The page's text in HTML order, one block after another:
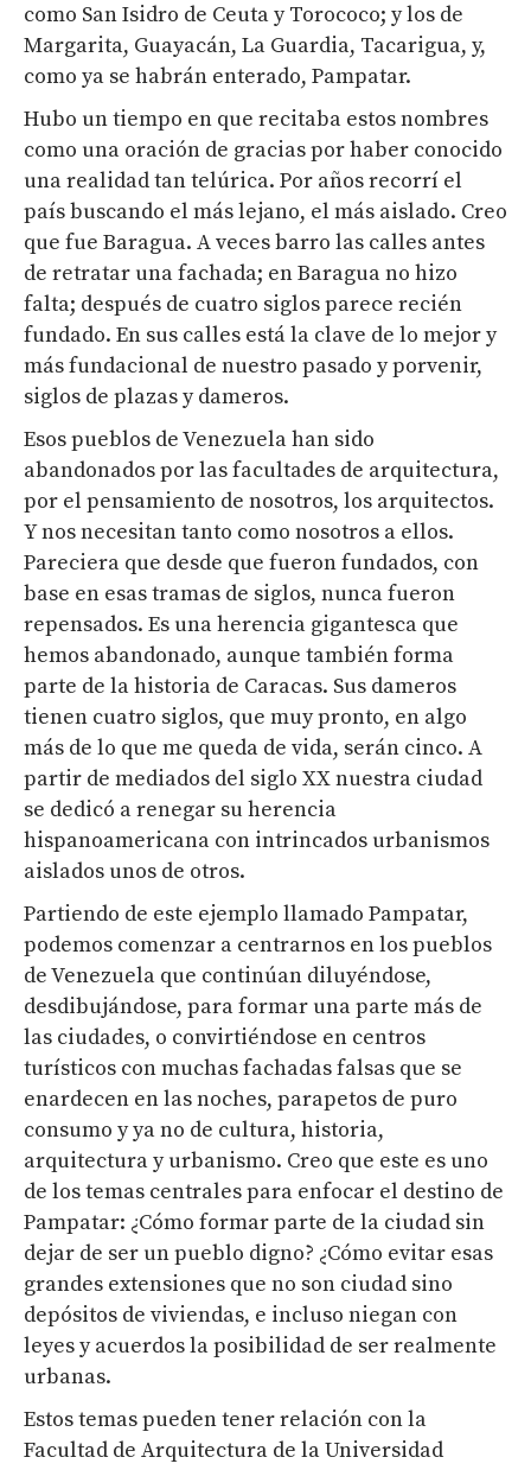
como San Isidro de Ceuta y Torococo; y los de
Margarita, Guayacán, La Guardia, Tacarigua, y,
como ya se habrán enterado, Pampatar.
Hubo un tiempo en que recitaba estos nombres
como una oración de gracias por haber conocido
una realidad tan telúrica. Por años recorrí el
país buscando el más lejano, el más aislado. Creo
que fue Baragua. A veces barro las calles antes
de retratar una fachada; en Baragua no hizo
falta; después de cuatro siglos parece recién
fundado. En sus calles está la clave de lo mejor y
más fundacional de nuestro pasado y porvenir,
siglos de plazas y dameros.
Esos pueblos de Venezuela han sido
abandonados por las facultades de arquitectura,
por el pensamiento de nosotros, los arquitectos.
Y nos necesitan tanto como nosotros a ellos.
Pareciera que desde que fueron fundados, con
base en esas tramas de siglos, nunca fueron
repensados. Es una herencia gigantesca que
hemos abandonado, aunque también forma
parte de la historia de Caracas. Sus dameros
tienen cuatro siglos, que muy pronto, en algo
más de lo que me queda de vida, serán cinco. A
partir de mediados del siglo XX nuestra ciudad
se dedicó a renegar su herencia
hispanoamericana con intrincados urbanismos
aislados unos de otros.
Partiendo de este ejemplo llamado Pampatar,
podemos comenzar a centrarnos en los pueblos
de Venezuela que continúan diluyéndose,
desdibujándose, para formar una parte más de
las ciudades, o convirtiéndose en centros
turísticos con muchas fachadas falsas que se
enardecen en las noches, parapetos de puro
consumo y ya no de cultura, historia,
arquitectura y urbanismo. Creo que este es uno
de los temas centrales para enfocar el destino de
Pampatar: ¿Cómo formar parte de la ciudad sin
dejar de ser un pueblo digno? ¿Cómo evitar esas
grandes extensiones que no son ciudad sino
depósitos de viviendas, e incluso niegan con
leyes y acuerdos la posibilidad de ser realmente
urbanas.
Estos temas pueden tener relación con la
Facultad de Arquitectura de la Universidad